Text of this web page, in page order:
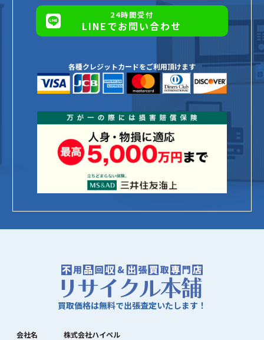
24時間受付
LINEでお問い合わせ
各種クレジットカードをご利用頂けます
買取価格は無料で出張査定いたします！
会社名
株式会社ハイペル